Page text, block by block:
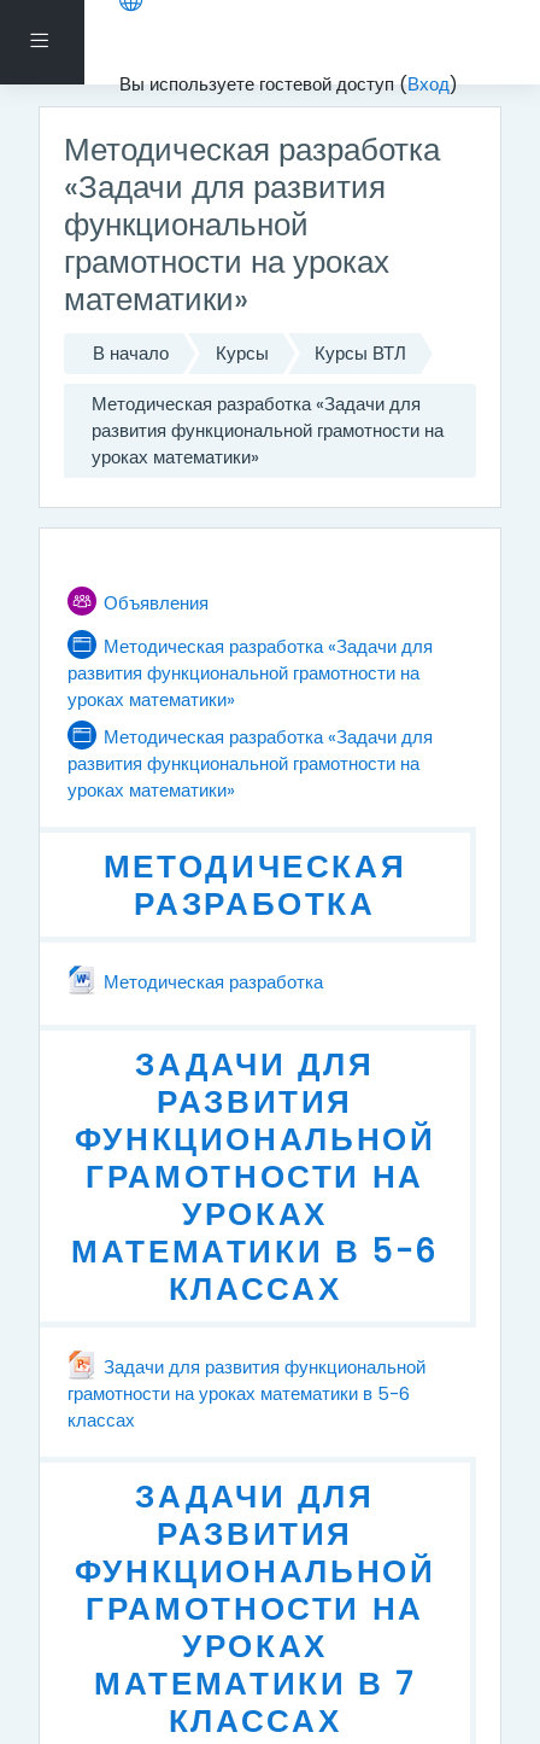
Боковая панель
Вы используете гостевой доступ (Вход)
Перейти к основному содержанию
Методическая разработка
«Задачи для развития
функциональной
грамотности на уроках
математики»
В начало Курсы
Курсы ВТЛ
Методическая разработка «Задачи для
развития функциональной грамотности на
уроках математики»
Тематический план
ОБЩЕЕ
Объявления
Методическая разработка «Задачи для
развития функциональной грамотности на
уроках математики»
Методическая разработка «Задачи для
развития функциональной грамотности на
уроках математики»
МЕТОДИЧЕСКАЯ
РАЗРАБОТКА
Методическая разработка
ЗАДАЧИ ДЛЯ
РАЗВИТИЯ
ФУНКЦИОНАЛЬНОЙ
ГРАМОТНОСТИ НА
УРОКАХ
МАТЕМАТИКИ В 5-6
КЛАССАХ
Задачи для развития функциональной
грамотности на уроках математики в 5-6
классах
ЗАДАЧИ ДЛЯ
РАЗВИТИЯ
ФУНКЦИОНАЛЬНОЙ
ГРАМОТНОСТИ НА
УРОКАХ
МАТЕМАТИКИ В 7
КЛАССАХ